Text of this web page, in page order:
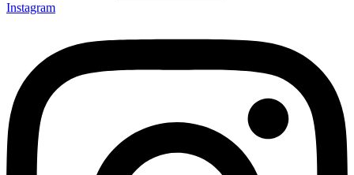
Instagram